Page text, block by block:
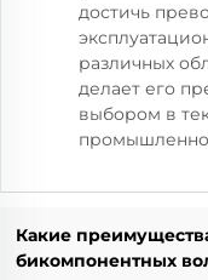
достичь
различных
делает его
выбором в
Какие
бикомпонентных